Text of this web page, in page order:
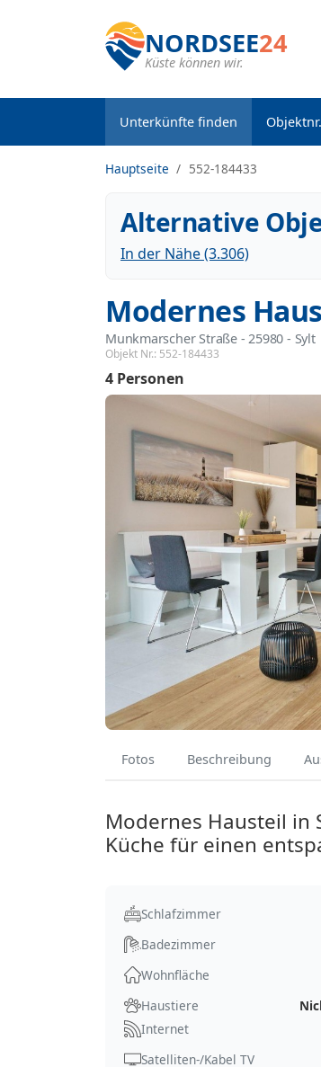
NORDSEE24
Küste können wir.
Unterkünfte finden
Hauptseite 552-184433
Alternative
In der Nähe (3.306)
Modernes
Munkmarscher Straße - 25980 - Sylt
Objekt Nr.: 552-184433
4 Personen
Fotos Beschreibung
Modernes Hausteil in
Küche für einen
Schlafzimmer
Badezimmer
Wohnfläche
Haustiere
Internet
Satelliten-/Kabel TV